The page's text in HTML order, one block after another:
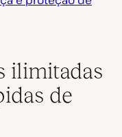
ilimitadas
de